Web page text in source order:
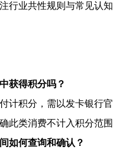
行业共性规则与常见认
获得积分吗？
计积分，需以发卡银行
此类消费不计入积分范
如何查询和确认？